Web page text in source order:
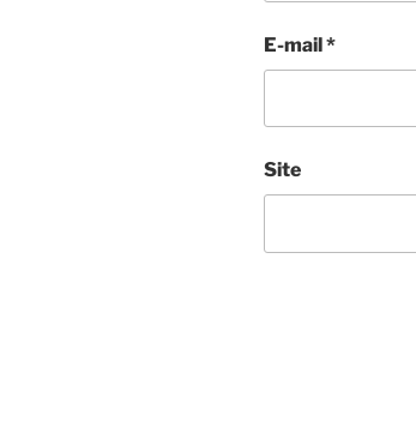
E-mail*
Site